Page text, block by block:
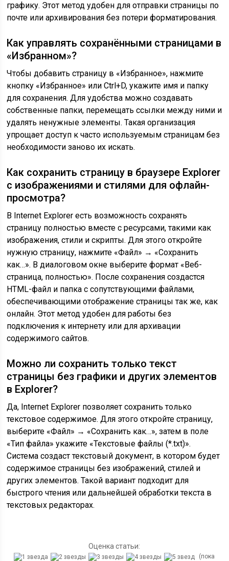
графику. Этот метод удобен для отправки страницы по
почте или архивирования без потери форматирования.
Как управлять сохранёнными страницами в
«Избранном»?
Чтобы добавить страницу в «Избранное», нажмите
кнопку «Избранное» или Ctrl+D, укажите имя и папку
для сохранения. Для удобства можно создавать
собственные папки, перемещать ссылки между ними и
удалять ненужные элементы. Такая организация
упрощает доступ к часто используемым страницам без
необходимости заново их искать.
Как сохранить страницу в браузере Explorer
с изображениями и стилями для офлайн-
просмотра?
В Internet Explorer есть возможность сохранять
страницу полностью вместе с ресурсами, такими как
изображения, стили и скрипты. Для этого откройте
нужную страницу, нажмите «Файл» → «Сохранить
как…». В диалоговом окне выберите формат «Веб-
страница, полностью». После сохранения создастся
HTML-файл и папка с сопутствующими файлами,
обеспечивающими отображение страницы так же, как
онлайн. Этот метод удобен для работы без
подключения к интернету или для архивации
содержимого сайтов.
Можно ли сохранить только текст
страницы без графики и других элементов
в Explorer?
Да, Internet Explorer позволяет сохранить только
текстовое содержимое. Для этого откройте страницу,
выберите «Файл» → «Сохранить как…», затем в поле
«Тип файла» укажите «Текстовые файлы (*.txt)».
Система создаст текстовый документ, в котором будет
содержимое страницы без изображений, стилей и
других элементов. Такой вариант подходит для
быстрого чтения или дальнейшей обработки текста в
текстовых редакторах.
Оценка статьи:
(пока